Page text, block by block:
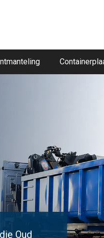
Oud